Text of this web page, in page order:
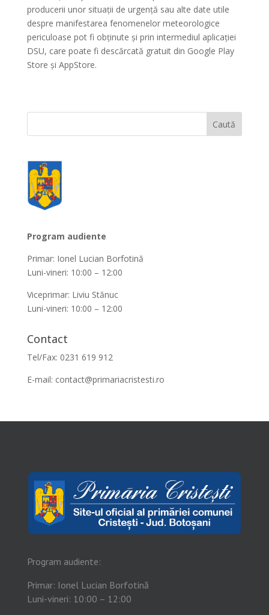
producerii unor situații de urgență sau alte date utile
despre manifestarea fenomenelor meteorologice
periculoase pot fi obținute și prin intermediul aplicației
DSU, care poate fi descărcată gratuit din Google Play
Store și AppStore.
Program audiente
Primar: Ionel Lucian Borfotină
Luni-vineri: 10:00 – 12:00
Viceprimar: Liviu Stănuc
Luni-vineri: 10:00 – 12:00
Contact
Tel/Fax: 0231 619 912
E-mail: contact@primariacristesti.ro
Program audiente:
Primar: Ionel Lucian Borfotină
Luni-vineri: 10:00 – 12:00